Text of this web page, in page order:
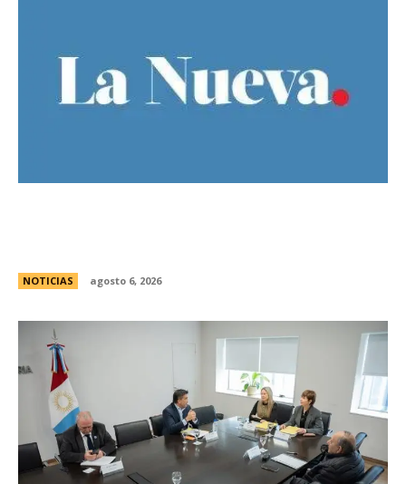
NOTICIAS agosto 6, 2026